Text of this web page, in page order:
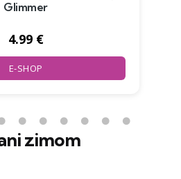
Glimmer
4.99 €
E-SHOP
zimom